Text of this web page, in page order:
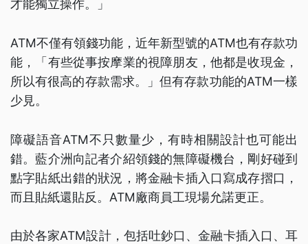
才能獨立操作。」
ATM不僅有領錢功能，近年新型號的ATM也有存款功
能，「有些從事按摩業的視障朋友，他都是收現金，
所以有很高的存款需求。」但有存款功能的ATM一樣
少見。
障礙語音ATM不只數量少，有時相關設計也可能出
錯。藍介洲向記者介紹領錢的無障礙機台，剛好碰到
點字貼紙出錯的狀況，將金融卡插入口寫成存摺口，
而且貼紙還貼反。ATM廠商員工現場允諾更正。
由於各家ATM設計，包括吐鈔口、金融卡插入口、耳